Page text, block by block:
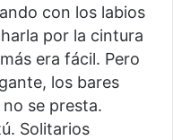
con los labios
por la cintura
era fácil. Pero
los bares
se presta.
Solitarios